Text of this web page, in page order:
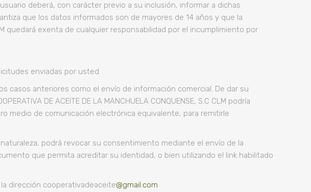
deberá, con carácter previo a su inclusión, informar a dichas
que los datos informados son de mayores de 14 años y que la
quedará exenta de cualquier responsabilidad por el incumplimiento por
enviadas por usted.
casos anteriores como el envío de información comercial. De dar su
DE ACEITE DE LA MANCHUELA CONQUENSE, S.C CLM podría
medio de comunicación electrónica equivalente, para remitirle
podrá revocar su consentimiento mediante el envío de la
que permita acreditar su identidad, o bien utilizando el link habilitado
dirección cooperativadeaceite@gmail.com